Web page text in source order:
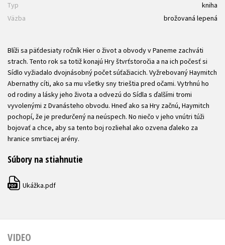
Typ
kniha
Väzba
brožovaná lepená
Blíži sa päťdesiaty ročník Hier o život a obvody v Paneme zachváti
strach. Tento rok sa totiž konajú Hry štvrťstoročia a na ich počesť si
Sídlo vyžiadalo dvojnásobný počet súťažiacich. Vyžrebovaný Haymitch
Abernathy cíti, ako sa mu všetky sny trieštia pred očami. Vytrhnú ho
od rodiny a lásky jeho života a odvezú do Sídla s ďalšími tromi
vyvolenými z Dvanásteho obvodu. Hneď ako sa Hry začnú, Haymitch
pochopí, že je predurčený na neúspech. No niečo v jeho vnútri túži
bojovať a chce, aby sa tento boj rozliehal ako ozvena ďaleko za
hranice smrtiacej arény.
Súbory na stiahnutie
PDF Ukážka.pdf
VIDEO